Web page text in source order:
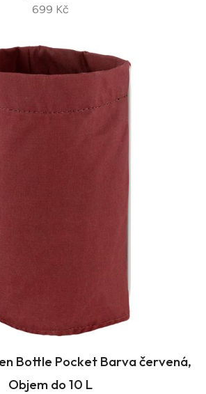
699 Kč
Bottle Pocket Barva červená,
Objem do 10 L